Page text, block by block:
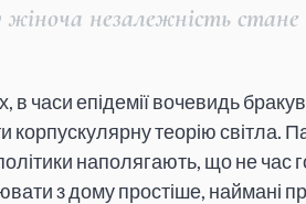
жіноча незалежність
в часи епідемії вочевидь
корпускулярну теорію світла.
наполягають, що не час
з дому простіше, наймані